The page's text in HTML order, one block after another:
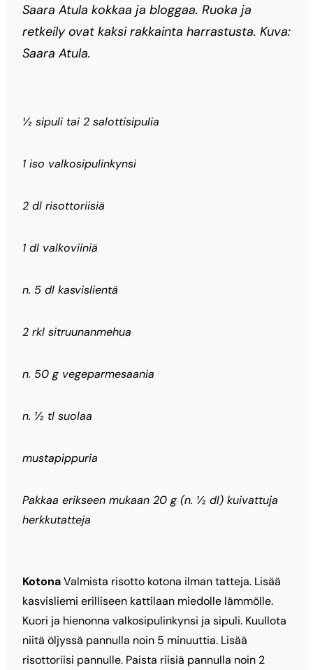
Saara Atula kokkaa ja bloggaa. Ruoka ja
retkeily ovat kaksi rakkainta harrastusta. Kuva:
Saara Atula.
½ sipuli tai 2 salottisipulia
1 iso valkosipulinkynsi
2 dl risottoriisiä
1 dl valkoviiniä
n. 5 dl kasvislientä
2 rkl sitruunanmehua
n. 50 g vegeparmesaania
n. ½ tl suolaa
mustapippuria
Pakkaa erikseen mukaan 20 g (n. ½ dl) kuivattuja
herkkutatteja
KotonaValmista risotto kotona ilman tatteja. Lisää
kasvisliemi erilliseen kattilaan miedolle lämmölle.
Kuori ja hienonna valkosipulinkynsi ja sipuli. Kuullota
niitä öljyssä pannulla noin 5 minuuttia. Lisää
risottoriisi pannulle. Paista riisiä pannulla noin 2